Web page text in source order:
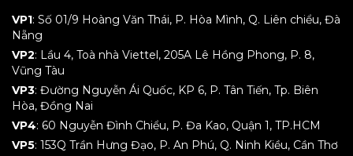
VP1: Số 01/9 Hoàng Văn Thái, P. Hòa Mình, Q. Liên chiểu, Đà
Nẵng
VP2: Lầu 4, Toà nhà Viettel, 205A Lê Hồng Phong, P. 8,
Vũng Tàu
VP3: Đường Nguyễn Ái Quốc, KP 6, P. Tân Tiến, Tp. Biên
Hòa, Đồng Nai
VP4: 60 Nguyễn Đình Chiểu, P. Đa Kao, Quận 1, TP.HCM
VP5: 153Q Trần Hưng Đạo, P. An Phú, Q. Ninh Kiều, Cần Thơ